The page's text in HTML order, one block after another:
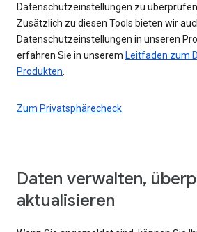
Datenschutzeinstellungen zu
Zusätzlich zu diesen Tools bieten wir
Datenschutzeinstellungen in unseren
erfahren Sie in unserem Leitfaden zum
Produkten
Zum Privatsphärecheck
Daten verwalten,
aktualisieren